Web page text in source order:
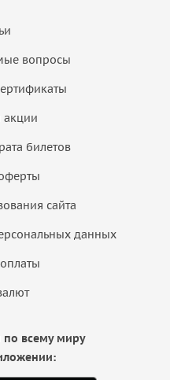
вопросы
акции
билетов
сайта
данных
по всему миру